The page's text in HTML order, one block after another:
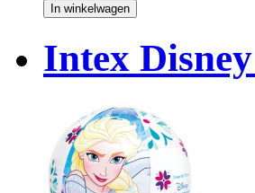
In winkelwagen
Intex